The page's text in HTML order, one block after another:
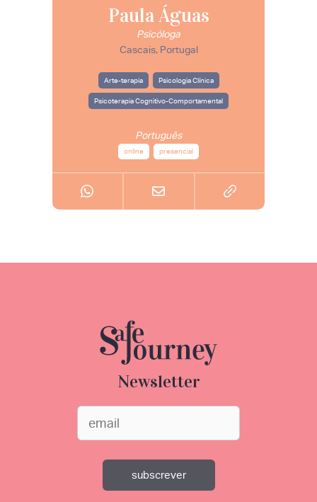
Paula Águas
Psicóloga
Cascais, Portugal
Arte-terapia Psicologia Clínica
Psicoterapia Cognitivo-Comportamental
Português
online presencial
Newsletter